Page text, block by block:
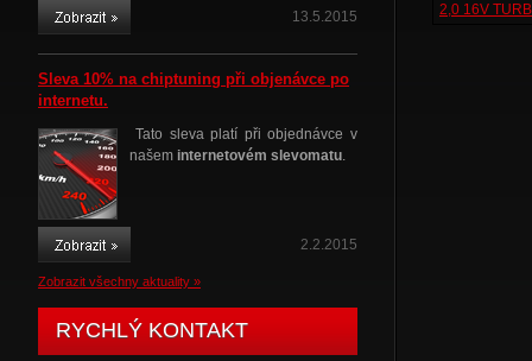
13.5.2015
Sleva 10% na chiptuning při objenávce po
internetu.
Tato sleva platí při objednávce v
našem internetovém slevomatu.
2.2.2015
Zobrazit všechny aktuality »
RYCHLÝ KONTAKT
2,0 16V